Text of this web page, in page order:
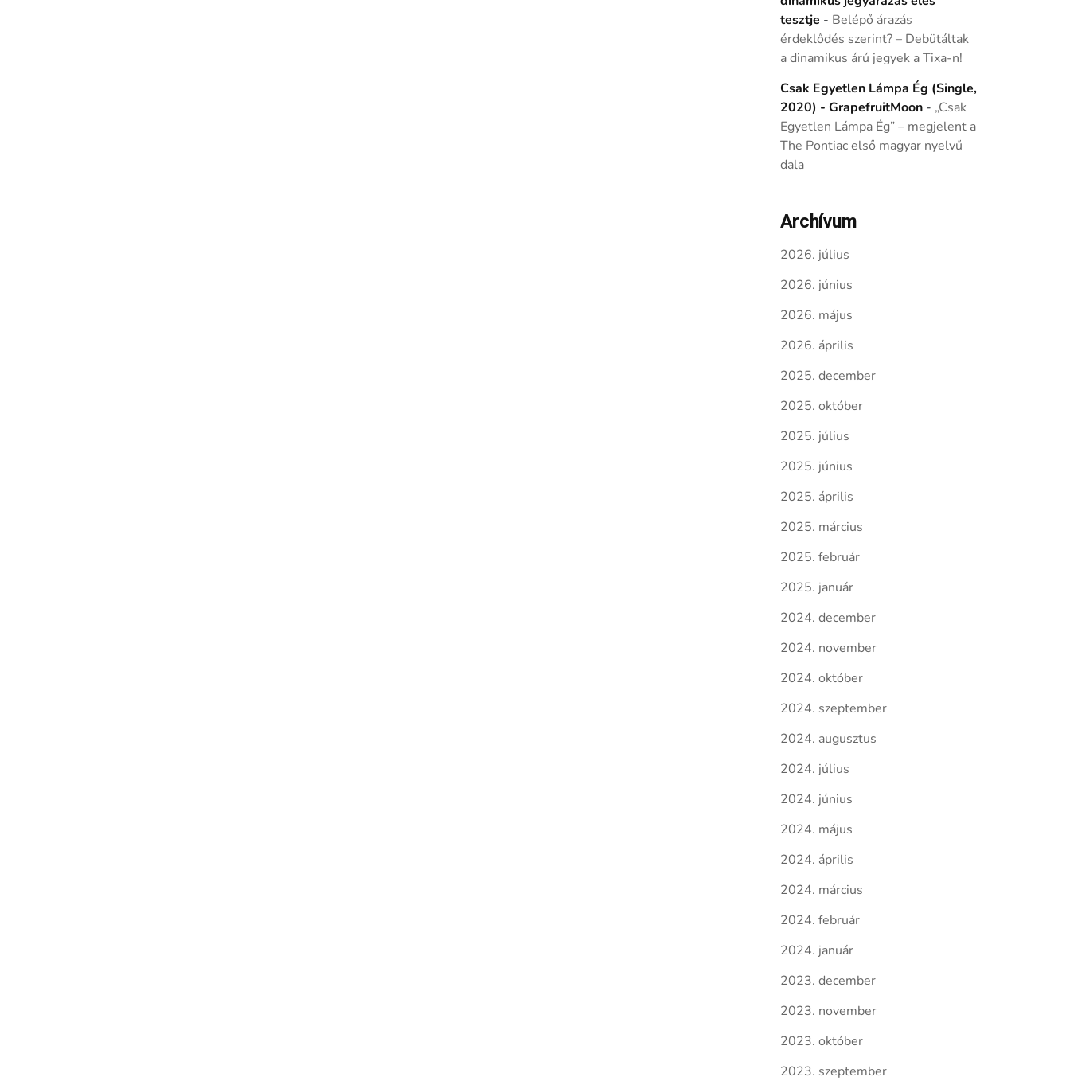
tesztje - Belépő árazás
érdeklődés szerint? – Debütáltak
a dinamikus árú jegyek a Tixa-n!
Csak Egyetlen Lámpa Ég (Single,
2020) - GrapefruitMoon- „Csak
Egyetlen Lámpa Ég” – megjelent a
The Pontiac első magyar nyelvű
dala
Archívum
2026. július
2026. június
2026. május
2026. április
2025. december
2025. október
2025. július
2025. június
2025. április
2025. március
2025. február
2025. január
2024. december
2024. november
2024. október
2024. szeptember
2024. augusztus
2024. július
2024. június
2024. május
2024. április
2024. március
2024. február
2024. január
2023. december
2023. november
2023. október
2023. szeptember